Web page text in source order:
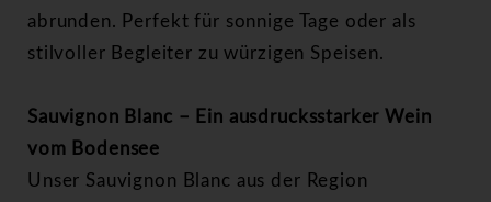
abrunden. Perfekt für sonnige Tage oder als
stilvoller Begleiter zu würzigen Speisen.
Sauvignon Blanc – Ein ausdrucksstarker Wein
vom Bodensee
Unser Sauvignon Blanc aus der Region